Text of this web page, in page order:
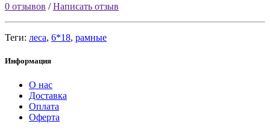
0 отзывов /Написать отзыв
Теги: леса, 6*18, рамные
Информация
О нас
Доставка
Оплата
Оферта